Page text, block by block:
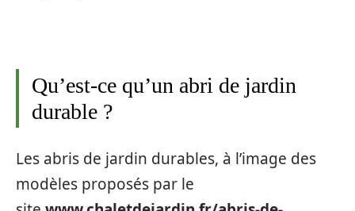
Qu’est-ce qu’un abri de jardin
durable ?
Les abris de jardin durables, à l’image des
modèles proposés par le